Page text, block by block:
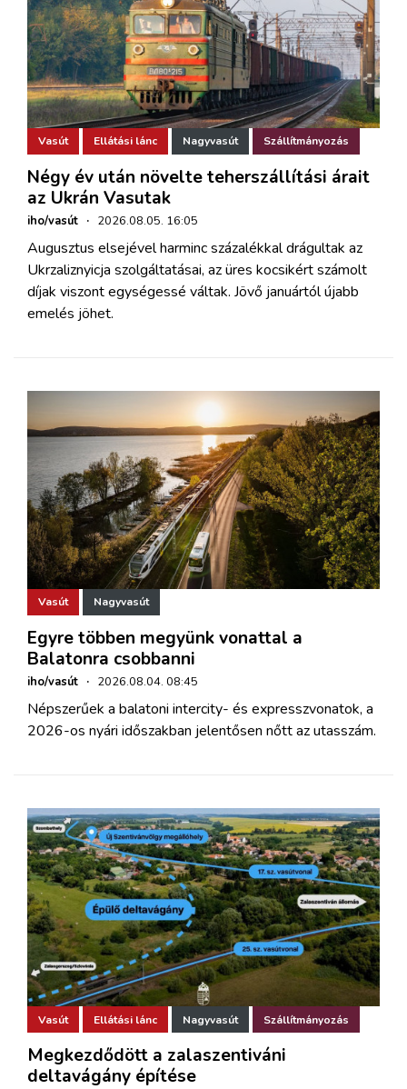
Vasút Ellátási lánc Nagyvasút Szállítmányozás
Négy év után növelte teherszállítási árait
az Ukrán Vasutak
iho/vasút · 2026.08.05. 16:05
Augusztus elsejével harminc százalékkal drágultak az
Ukrzaliznyicja szolgáltatásai, az üres kocsikért számolt
díjak viszont egységessé váltak. Jövő januártól újabb
emelés jöhet.
Vasút Nagyvasút
Egyre többen megyünk vonattal a
Balatonra csobbanni
iho/vasút · 2026.08.04. 08:45
Népszerűek a balatoni intercity- és expresszvonatok, a
2026-os nyári időszakban jelentősen nőtt az utasszám.
Vasút Ellátási lánc Nagyvasút Szállítmányozás
Megkezdődött a zalaszentiváni
deltavágány építése